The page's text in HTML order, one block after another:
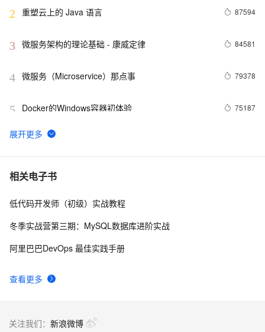
2 重塑云上的 Java 语言 87594
3 微服务架构的理论基础 - 康威定律 84581
4 微服务（Microservice）那点事 79378
5 Docker的Windows容器初体验 75187
6 3分钟，了解阿里云热门开发者工具 Cloud Toolkit
7 Docker学习路线图 (持续更新中)
8 利用Zipkin对Spring Cloud应用进行服务追踪分析
CI
相关电子书
查看更多
低代码开发师（初级）实战教程
冬季实战营第三期：MySQL数据库进阶实战
阿里巴巴DevOps 最佳实践手册
关注我们： 新浪微博